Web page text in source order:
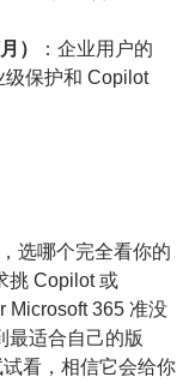
）
：企业用户的
级保护和 Copilot
选哪个完全看你的
挑 Copilot 或
Microsoft 365 准没
最适合自己的版
看，相信它会给你